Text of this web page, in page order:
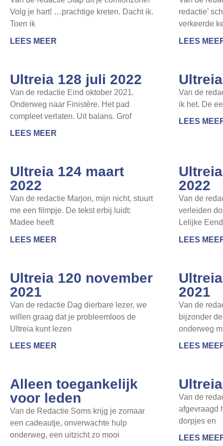
Volg je hart! …prachtige kreten. Dacht ik.
Toen ik
LEES MEER
redactie’
verkeerde
LEES
Ultreia 128 juli 2022
Van de redactie Eind oktober 2021.
Onderweg naar Finistère. Het pad
compleet verlaten. Uit balans. Grof
LEES MEER
Van de
ik het. De
LEES
Ultreia 124 maart
2022
Van de redactie Marjon, mijn nicht, stuurt
me een filmpje. De tekst erbij luidt:
Madee heeft
LEES MEER
2022
Van de
verleiden
Lelijke
LEES
Ultreia 120 november
2021
Van de redactie Dag dierbare lezer, we
willen graag dat je probleemloos de
Ultreia kunt lezen
LEES MEER
2021
Van de
bijzonder
onderweg
LEES
Alleen toegankelijk
voor leden
Van de Redactie Soms krijg je zomaar
een cadeautje, onverwachte hulp
onderweg, een uitzicht zo mooi
Van de
afgevraagd
dorpjes en
LEES